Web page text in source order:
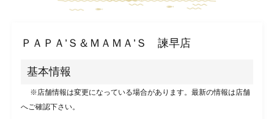
ＰＡＰＡ’Ｓ＆ＭＡＭＡ’Ｓ 諫早店
基本情報
※店舗情報は変更になっている場合があります。最新の情報は店舗
へご確認下さい。